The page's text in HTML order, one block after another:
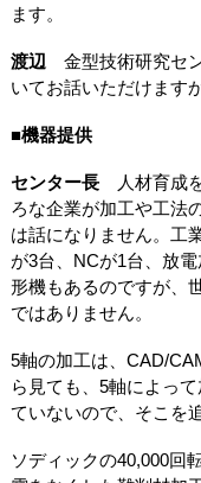
ます。
渡辺 金型技術研究セ
いてお話いただけますか
■機器提供
センター長人材育成を
ろな企業が加工や工法
は話になりません。工
が3台、NCが1台、放
形機もあるのですが、
ではありません。
5軸の加工は、CAD/
ら見ても、5軸によっ
ていないので、そこを
ソディックの40,000回